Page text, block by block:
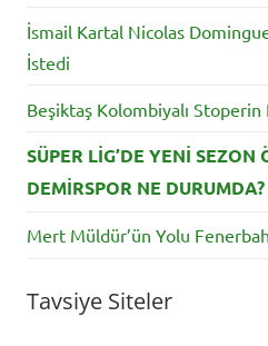
İsmail Kartal Nicolas
İstedi
Beşiktaş Kolombiyalı Stoperin
SÜPER LİG’DE YENİ
DEMİRSPOR NE DURUMDA?
Mert Müldür’ün Yolu
Tavsiye Siteler